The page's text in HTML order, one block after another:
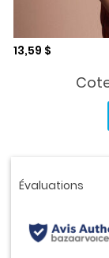
Prix de solde
13,59 $
la